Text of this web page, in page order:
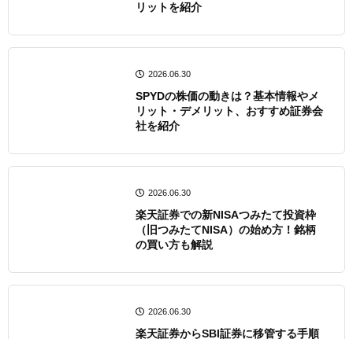
リットを紹介
2026.06.30
SPYDの株価の動きは？基本情報やメ
リット・デメリット、おすすめ証券会
社を紹介
2026.06.30
楽天証券での新NISAつみたて投資枠
（旧つみたてNISA）の始め方！銘柄
の買い方も解説
2026.06.30
楽天証券からSBI証券に移管する手順